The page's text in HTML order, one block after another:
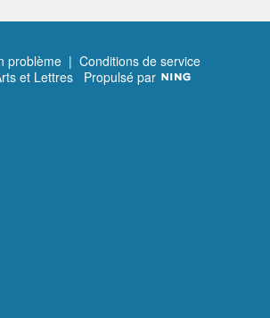
problème | Conditions de service
et Lettres Propulsé par